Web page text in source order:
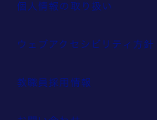
個人情報の取り扱い
ウェブアクセシビリティ方針
教職員採用情報